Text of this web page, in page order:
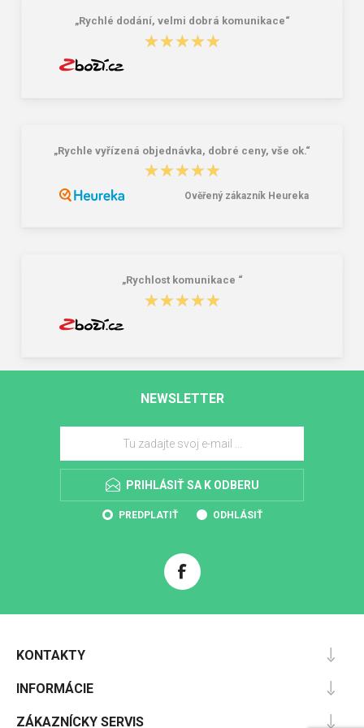
„Rychlé dodání, velmi dobrá komunikace“
★★★★★
★★★★★
„Rychle vyřízená objednávka, dobré ceny, vše ok.“
★★★★★
★★★★★
Ověřený zákazník Heureka
„Rychlost komunikace “
★★★★★
★★★★★
NEWSLETTER
PRIHLÁSIŤ SA K ODBERU
PREDPLATIŤ ODHLÁSIŤ
KONTAKTY
INFORMÁCIE
ZÁKAZNÍCKY SERVIS